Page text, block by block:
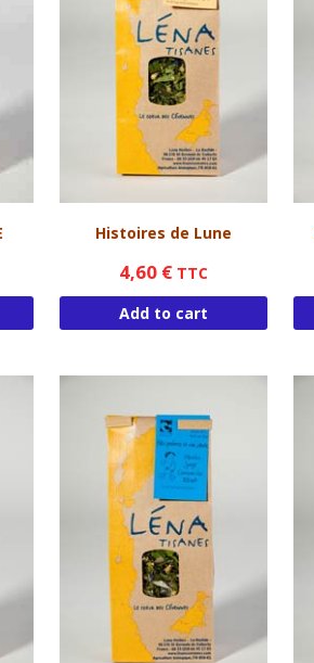
/ me contacter
HYSOPE
MAUVE
MELISSE
MENTHE BERGAMOTE
MENTHE POIVREE
POMMIER
ROMARIN
SAUGE
SUREAU
THYM
TOURNESOL
VERVEINE
Histoires de Lune
4,60 € TTC
Add to cart